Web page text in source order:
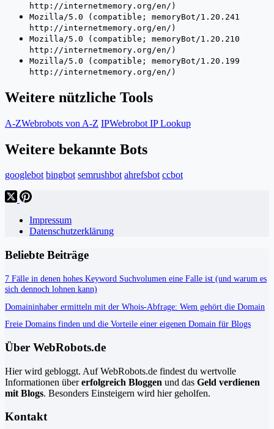
http://internetmemory.org/en/)
Mozilla/5.0 (compatible; memoryBot/1.20.241
http://internetmemory.org/en/)
Mozilla/5.0 (compatible; memoryBot/1.20.210
http://internetmemory.org/en/)
Mozilla/5.0 (compatible; memoryBot/1.20.199
http://internetmemory.org/en/)
Weitere nützliche Tools
A-ZWebrobots von A-Z IPWebrobot IP Lookup
Weitere bekannte Bots
googlebot bingbot semrushbot ahrefsbot ccbot
Impressum
Datenschutzerklärung
Beliebte Beiträge
7 Fälle in denen hohes Keyword Suchvolumen eine Falle ist (und warum es
sich dennoch lohnen kann)
Domaininhaber ermitteln mit der Whois-Abfrage: Wem gehört die Domain
Freie Domains finden und die Vorteile einer eigenen Domain für Blogs
Über WebRobots.de
Hier wird gebloggt. Auf WebRobots.de findest du wertvolle
Informationen übererfolgreich Bloggen und das Geld verdienen
mit Blogs. Besonders Einsteigern wird hier geholfen.
Kontakt